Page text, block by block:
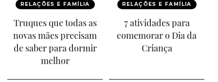
RELAÇÕES E FAMÍLIA
Truques que todas as
novas mães precisam
de saber para dormir
melhor
RELAÇÕES E FAMÍLIA
7 atividades para
comemorar o Dia da
Criança